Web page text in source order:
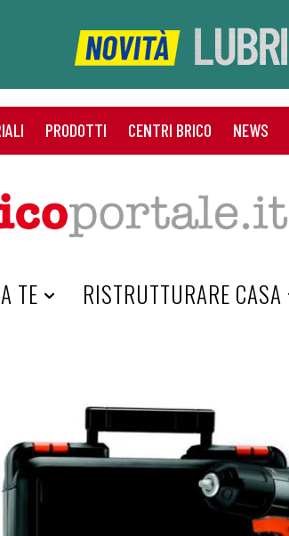
PRODOTTI CENTRI BRICO NEWS
TE RISTRUTTURARE CASA